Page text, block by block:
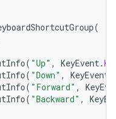
(
( "Up" , KeyEvent.
( "Down" , KeyEvent
( "Forward" ,
( "Backward" ,